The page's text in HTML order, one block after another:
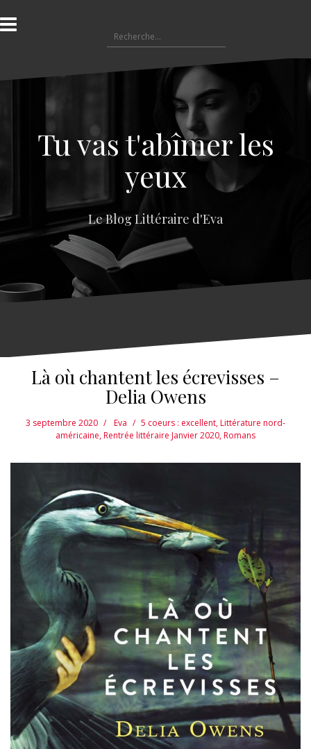
l
a
e
e
Tu vas t'abîmer les
yeux
Le Blog Littéraire d'Eva
Là où chantent les écrevisses –
Delia Owens
3 septembre 2020 Eva 5 coeurs : excellent,Littérature nord-
américaine,Rentrée littéraire Janvier 2020,Romans